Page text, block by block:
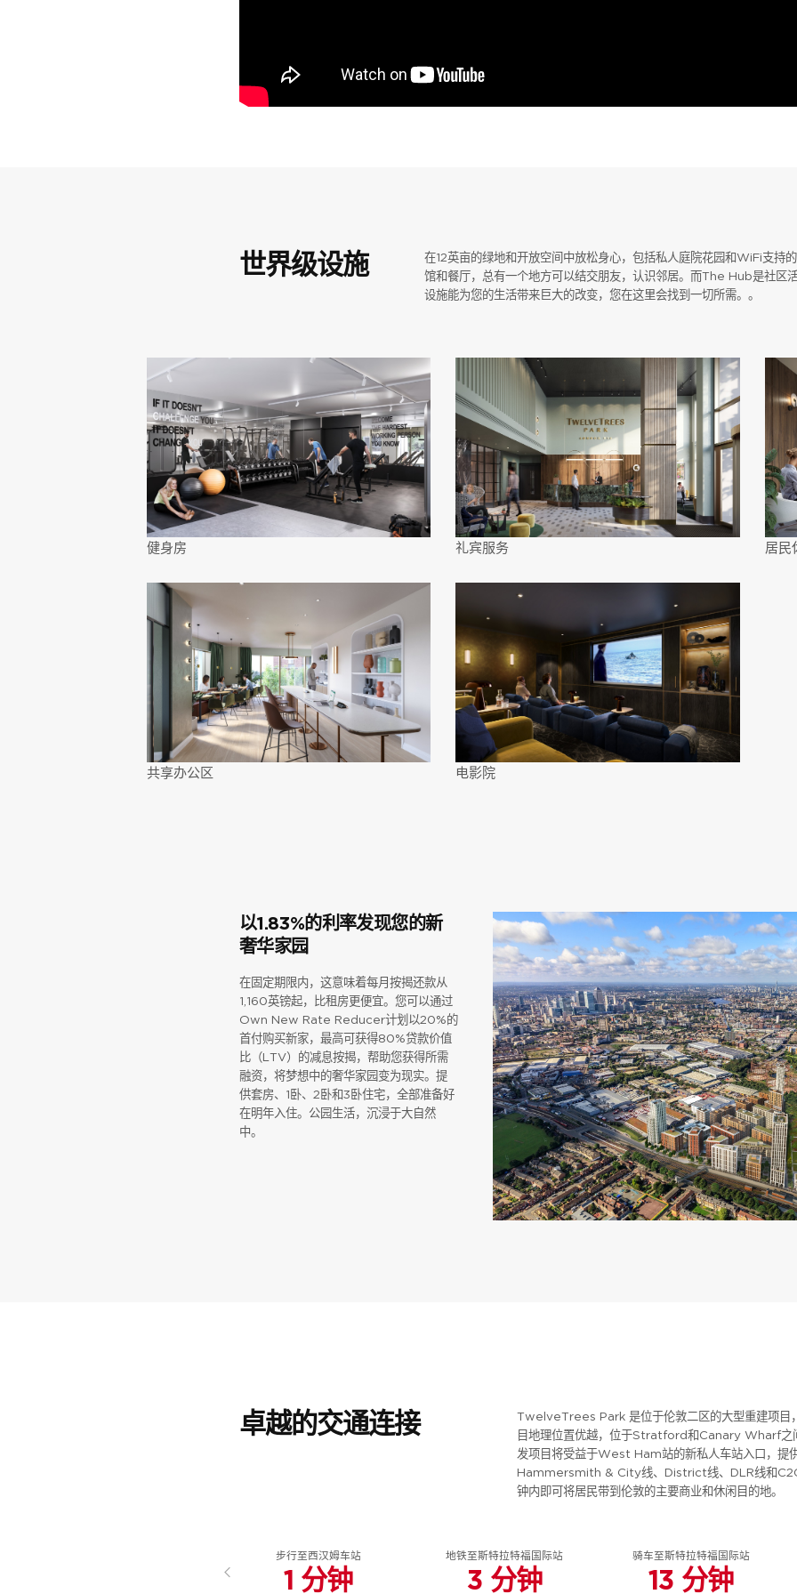
名字*
電郵* 電
留言
我同意隱私權政策和服務條款.
我们的专业团队致力于提供全方位的咨询服务，确保房产收购
电子邮件* 电
留言
我同意隱私政策和服務條款。
世界级设施
在12英亩的绿地和开放空间中放松身心，包括私人庭院花园和WiFi支持
馆和餐厅，总有一个地方可以结交朋友，认识邻居。而The Hub是社区
设施能为您的生活带来巨大的改变，您在这里会找到一切所需。。
健身房 礼宾服务 居民
共享办公区 电影院
以1.83%的利率发现您的新
奢华家园
在固定期限内，这意味着每月按揭还款从
1,160英镑起，比租房更便宜。您可以通过
Own New Rate Reducer计划以20%的
首付购买新家，最高可获得80%贷款价值
比（LTV）的减息按揭，帮助您获得所需
融资，将梦想中的奢华家园变为现实。提
供套房、1卧、2卧和3卧住宅，全部准备好
在明年入住。公园生活，沉浸于大自然
中。
卓越的交通连接
TwelveTrees Park 是位于伦敦二区的大型重建项目
目地理位置优越，位于Stratford和Canary Wharf之
发项目将受益于West Ham站的新私人车站入口，提
Hammersmith & City线、District线、DLR线和
钟内即可将居民带到伦敦的主要商业和休闲目的地。
步行至西汉姆车站
1 分钟
地铁至斯特拉特福国际站
3 分钟
骑车至斯特拉特福国际站
13 分钟
设施 CGI
只需在下方输入您的姓名和有效邮箱地址，即可解锁该房产的完整
文档及指南套装。
電子郵件
电话号码
我同意隱私權政策 和服務條款.